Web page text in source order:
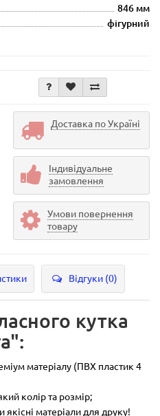
846 мм
фігурний
Доставка по Україні
Індивідуальне
замовлення
Умови повернення
товару
Відгуки (0)
кутка
матеріалу (ПВХ пластик 4
колір та розмір;
якісні матеріали для друку!